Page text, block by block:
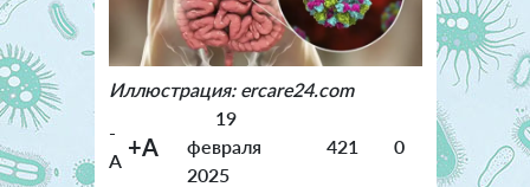
Иллюстрация: ercare24.com
-
A +A
19
февраля
2025
421 0